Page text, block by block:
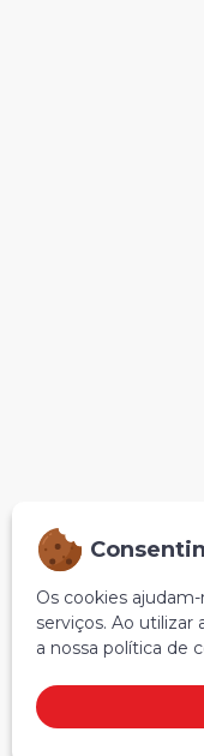
Os cookies
serviços. Ao utilizar
a nossa política de